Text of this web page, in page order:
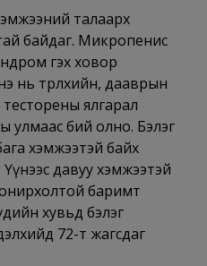
талаарх
байдаг. Микропенис
гэх ховор
нь төрөлхийн, дааврын
тесторены ялгарал
улмаас бий олно. Бэлэг
хэмжээтэй байх
давуу хэмжээтэй
баримт
хувьд бэлэг
72-т жагсдаг